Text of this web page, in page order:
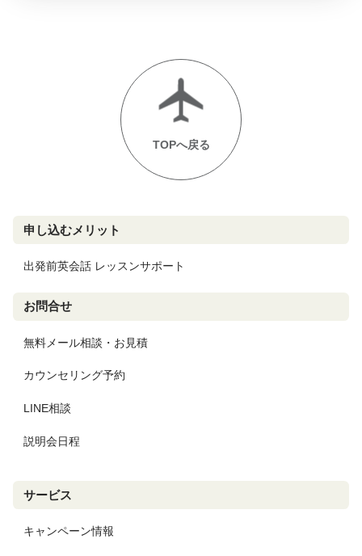
TOPへ戻る
申し込むメリット
出発前英会話 レッスンサポート
お問合せ
無料メール相談・お見積
カウンセリング予約
LINE相談
説明会日程
サービス
キャンペーン情報